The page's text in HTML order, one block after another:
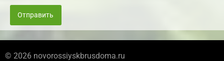
Отправить
© 2026 novorossiyskbrusdoma.ru